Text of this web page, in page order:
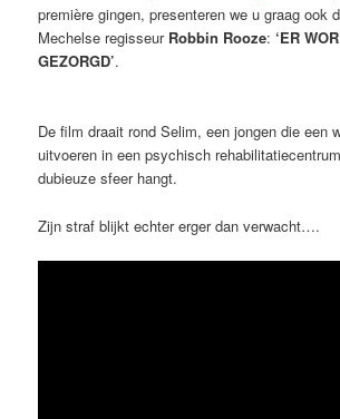
première gingen, presenteren we u graag ook
Mechelse regisseur Robbin Rooze:‘ER
GEZORGD’.
De film draait rond Selim, een jongen die een
uitvoeren in een psychisch
dubieuze sfeer hangt.
Zijn straf blijkt echter erger dan verwacht….